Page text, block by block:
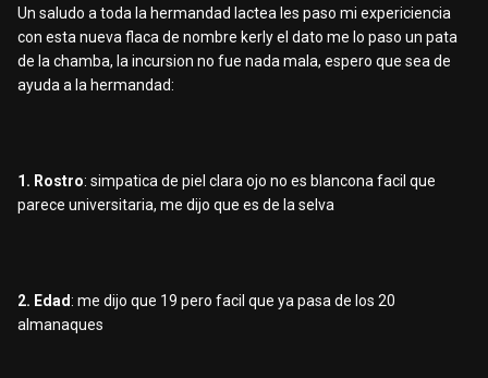
Un saludo a toda la hermandad lactea les paso mi expericiencia
con esta nueva flaca de nombre kerly el dato me lo paso un pata
de la chamba, la incursion no fue nada mala, espero que sea de
ayuda a la hermandad:
1. Rostro: simpatica de piel clara ojo no es blancona facil que
parece universitaria, me dijo que es de la selva
2. Edad: me dijo que 19 pero facil que ya pasa de los 20
almanaques